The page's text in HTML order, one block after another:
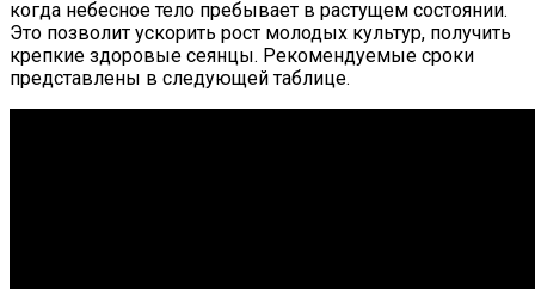
когда небесное тело пребывает в растущем состоянии.
Это позволит ускорить рост молодых культур, получить
крепкие здоровые сеянцы. Рекомендуемые сроки
представлены в следующей таблице.